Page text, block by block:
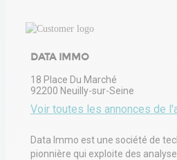
DATA IMMO
18 Place Du Marché
92200 Neuilly-sur-Seine
Voir toutes les annonces de
Data Immo est une société de
pionnière qui exploite des